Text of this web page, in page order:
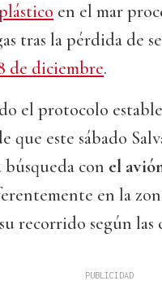
en el mar
tras la pérdida de
de diciembre.
el protocolo
que este sábado
con el
en la
recorrido según las